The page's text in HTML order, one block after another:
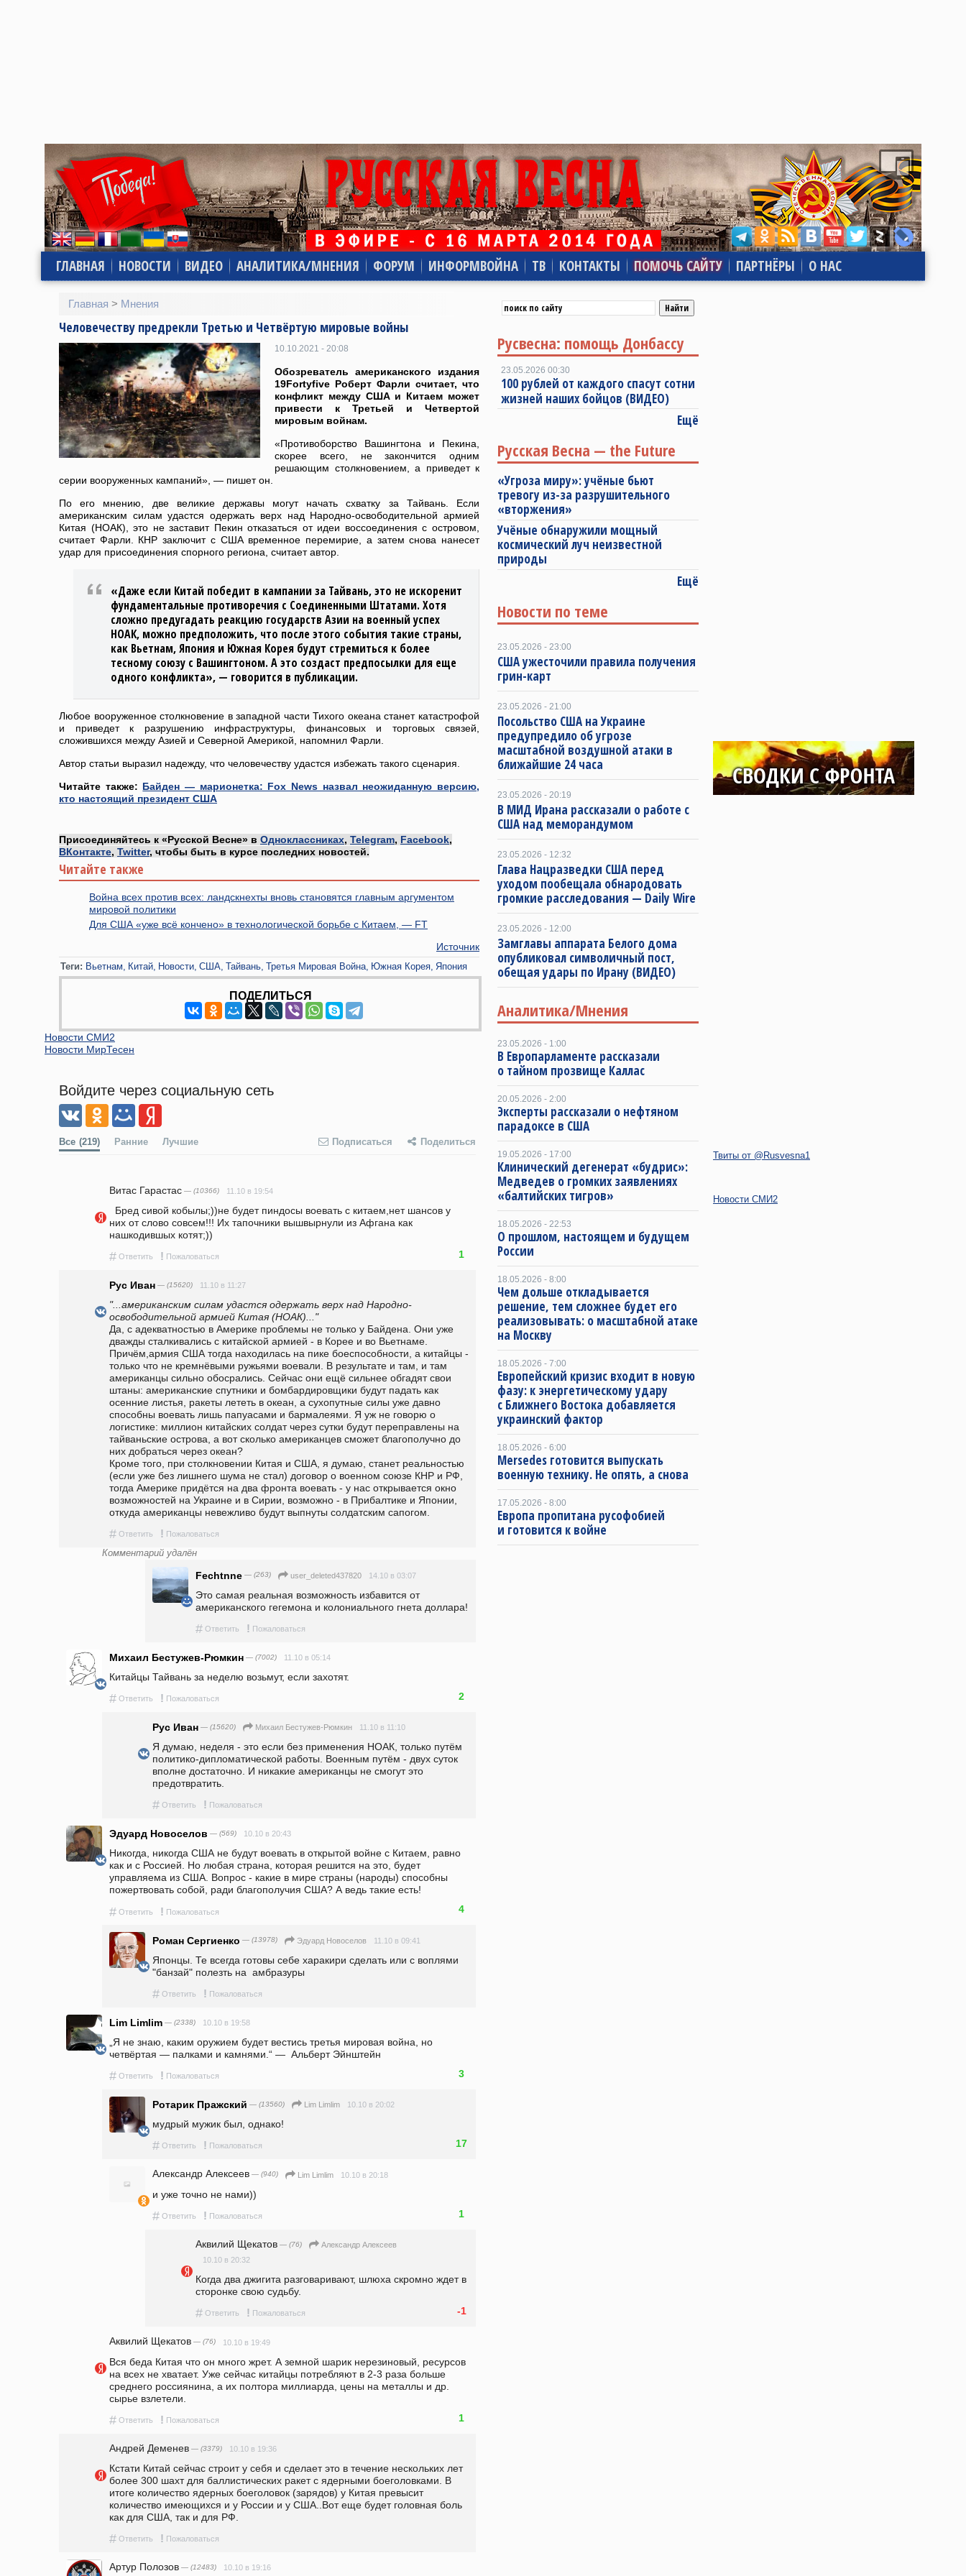
ГЛАВНАЯ НОВОСТИ ВИДЕО АНАЛИТИКА/МНЕНИЯ ФОРУМ ИНФОРМВОЙНА ТВ КОНТАКТЫ ПОМОЧЬ САЙТУ ПАРТНЁРЫ О НАС
Главная > Мнения
Человечеству предрекли Третью и Четвёртую мировые войны
10.10.2021 - 20:08
Обозреватель американского издания
19Fortyfive Роберт Фарли считает, что
конфликт между США и Китаем может
привести к Третьей и Четвертой
мировым войнам.
«Противоборство Вашингтона и Пекина,
скорее всего, не закончится одним
решающим столкновением, а приведет к
серии вооруженных кампаний», — пишет он.
По его мнению, две великие державы могут начать схватку за Тайвань. Если
американским силам удастся одержать верх над Народно-освободительной армией
Китая (НОАК), это не заставит Пекин отказаться от идеи воссоединения с островом,
считает Фарли. КНР заключит с США временное перемирие, а затем снова нанесет
удар для присоединения спорного региона, считает автор.
«Даже если Китай победит в кампании за Тайвань, это не искоренит
фундаментальные противоречия с Соединенными Штатами. Хотя
сложно предугадать реакцию государств Азии на военный успех
НОАК, можно предположить, что после этого события такие страны,
как Вьетнам, Япония и Южная Корея будут стремиться к более
тесному союзу с Вашингтоном. А это создаст предпосылки для еще
одного конфликта», — говорится в публикации.
Любое вооруженное столкновение в западной части Тихого океана станет катастрофой
и приведет к разрушению инфраструктуры, финансовых и торговых связей,
сложившихся между Азией и Северной Америкой, напомнил Фарли.
Автор статьи выразил надежду, что человечеству удастся избежать такого сценария.
Читайте также: Байден — марионетка: Fox News назвал неожиданную версию,
кто настоящий президент США
Присоединяйтесь к «Русской Весне» в Одноклассниках, Telegram, Facebook,
ВКонтакте, Twitter, чтобы быть в курсе последних новостей.
Читайте также
Война всех против всех: ландскнехты вновь становятся главным аргументом
мировой политики
Для США «уже всё кончено» в технологической борьбе с Китаем, — FT
Источник
Теги: Вьетнам Китай Новости США Тайвань Третья Мировая Война Южная Корея Япония
ПОДЕЛИТЬСЯ
Новости СМИ2
Новости МирТесен
Войдите через социальную сеть
Все (219) Ранние Лучшие Подписаться Поделиться
Витас Гарастас — (10366) 11.10 в 19:54
них от слово совсем!!! Их тaпочники вышвырнули из Афгана как
нашкодившых котят;))
# Ответить ! Пожаловаться 1
Рус Иван — (15620) 11.10 в 11:27
"...американским силам удастся одержать верх над Народно-
освободительной армией Китая (НОАК)..."
Да, с адекватностью в Америке проблемы не только у Байдена. Они уже
дважды сталкивались с китайской армией - в Корее и во Вьетнаме.
Причём,армия США тогда находилась на пике боеспособности, а китайцы -
только что не кремнёвыми ружьями воевали. В результате и там, и там
американцы сильно oбocpaлиcь. Сейчас они ещё сильнее обгадят свои
штаны: американские спутники и бомбардировщики будут падать как
осенние листья, ракеты лететь в океан, а сухопутные силы уже давно
способны воевать лишь папуасами и бармалеями. Я уж не говорю о
логистике: миллион китайских солдат через сутки будут переправлены на
тайваньские острова, а вот сколько американцев сможет благополучно до
них добраться через океан?
Кроме того, при столкновении Китая и США, я думаю, станет реальностью
(если уже без лишнего шума не стал) договор о военном союзе КНР и РФ,
тогда Америке придётся на два фронта воевать - у нас открывается окно
возможностей на Украине и в Сирии, возможно - в Прибалтике и Японии,
откуда американцы невежливо будут выпнуты солдатским сапогом.
# Ответить ! Пожаловаться
Комментарий удалён
Fechtnne — (263) user_deleted437820 14.10 в 03:07
Это самая реальная возможность избавится от
американского гегемона и колониального гнета доллара!
# Ответить ! Пожаловаться
Михаил Бестужев-Рюмкин — (7002) 11.10 в 05:14
Китайцы Тайвань за неделю возьмут, если захотят.
# Ответить ! Пожаловаться 2
Рус Иван — (15620) Михаил Бестужев-Рюмкин 11.10 в 11:10
Я думаю, неделя - это если без применения НОАК, только путём
политико-дипломатической работы. Военным путём - двух суток
вполне достаточно. И никакие американцы не смогут это
предотвратить.
# Ответить ! Пожаловаться
Эдуард Новоселов — (569) 10.10 в 20:43
Никогда, никогда США не будут воевать в открытой войне с Китаем, равно
как и с Россией. Но любая страна, которая решится на это, будет
управляема из США. Вопрос - какие в мире страны (народы) способны
пожертвовать собой, ради благополучия США? А ведь такие есть!
# Ответить ! Пожаловаться 4
Роман Сергиенко — (13978) Эдуард Новоселов 11.10 в 09:41
Японцы. Те всегда готовы себе харакири сделать или с воплями
"банзай" полезть на  амбразуры
# Ответить ! Пожаловаться
Lim Limlim — (2338) 10.10 в 19:58
„Я не знаю, каким оружием будет вестись третья мировая война, но
четвёртая — палками и камнями.“ —  Альберт Эйнштейн
# Ответить ! Пожаловаться 3
Ротарик Пражский — (13560) Lim Limlim 10.10 в 20:02
мудрый мужик был, однако!
# Ответить ! Пожаловаться 17
Александр Алексеев — (940) Lim Limlim 10.10 в 20:18
и уже точно не нами))
# Ответить ! Пожаловаться 1
Аквилий Щекатов — (76)
Александр Алексеев
10.10 в 20:32
Когда два джигита разговаривают, шлюха скромно ждет в
сторонке свою судьбу.
# Ответить ! Пожаловаться -1
Аквилий Щекатов — (76) 10.10 в 19:49
Вся беда Китая что он много жрет. А земной шарик нерезиновый, ресурсов
на всех не хватает. Уже сейчас китайцы потребляют в 2-3 раза больше
среднего россиянина, а их полтора миллиарда, цены на металлы и др.
сырье взлетели.
# Ответить ! Пожаловаться 1
Андрей Деменев — (3379) 10.10 в 19:36
Кстати Китай сейчас строит у себя и сделает это в течение нескольких лет
более 300 шахт для баллистических ракет с ядерными боеголовками. В
итоге количество ядерных боеголовок (зарядов) у Китая превысит
количество имеющихся и у России и у США..Вот еще будет головная боль
как для США, так и для РФ.
# Ответить ! Пожаловаться
Артур Полозов — (12483) 10.10 в 19:16
Русвесна: помощь Донбассу
23.05.2026 00:30
100 рублей от каждого спасут сотни
жизней наших бойцов (ВИДЕО)
Ещё
Русская Весна — the Future
«Угроза миру»: учёные бьют
тревогу из-за разрушительного
«вторжения»
Учёные обнаружили мощный
космический луч неизвестной
природы
Ещё
Новости по теме
23.05.2026 - 23:00
США ужесточили правила получения
грин-карт
23.05.2026 - 21:00
Посольство США на Украине
предупредило об угрозе
масштабной воздушной атаки в
ближайшие 24 часа
23.05.2026 - 20:19
В МИД Ирана рассказали о работе с
США над меморандумом
23.05.2026 - 12:32
Глава Нацразведки США перед
уходом пообещала обнародовать
громкие расследования — Daily Wire
23.05.2026 - 12:00
Замглавы аппарата Белого дома
опубликовал символичный пост,
обещая удары по Ирану (ВИДЕО)
Аналитика/Мнения
23.05.2026 - 1:00
В Европарламенте рассказали
о тайном прозвище Каллас
20.05.2026 - 2:00
Эксперты рассказали о нефтяном
парадоксе в США
19.05.2026 - 17:00
Клинический дегенерат «будрис»:
Медведев о громких заявлениях
«балтийских тигров»
18.05.2026 - 22:53
О прошлом, настоящем и будущем
России
18.05.2026 - 8:00
Чем дольше откладывается
решение, тем сложнее будет его
реализовывать: о масштабной атаке
на Москву
18.05.2026 - 7:00
Европейский кризис входит в новую
фазу: к энергетическому удару
с Ближнего Востока добавляется
украинский фактор
18.05.2026 - 6:00
Mersedes готовится выпускать
военную технику. Не опять, а снова
17.05.2026 - 8:00
Европа пропитана русофобией
и готовится к войне
Твиты от @Rusvesna1
Новости СМИ2